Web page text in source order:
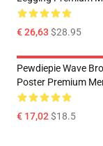
€ 26,63 $28.95
Pewdiepie Wave
Poster Premium
€ 17,02$18.5